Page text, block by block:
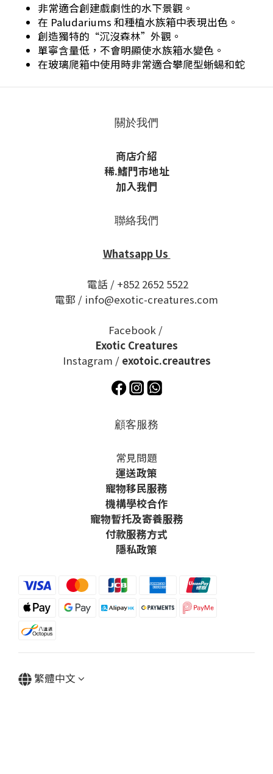
非常適合創建戲劇性的水下景觀。
在 Paludariums 和種植水族箱中表現出色。
創造獨特的“沉沒森林”外觀。
單寧含量低，不會明顯使水族箱水變色。
在玻璃爬箱中使用時非常適合攀爬型蜥蜴和蛇
關於我們
商店介紹
稀.鰭門市地址
加入我們
聯絡我們
Whatsapp Us
電話 / +852 2652 5522
電郵 / info@exotic-creatures.com
Facebook /
Exotic Creatures
Instagram / exotoic.creautres
顧客服務
常見問題
運送政策
寵物移民服務
機構學校合作
寵物暫托及寄養服務
付款服務方式
隱私政策
繁體中文